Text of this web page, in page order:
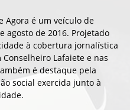
Agora é um veículo de
agosto de 2016. Projetado
à cobertura jornalística
Lafaiete e nas
é destaque pela
social exercida junto à